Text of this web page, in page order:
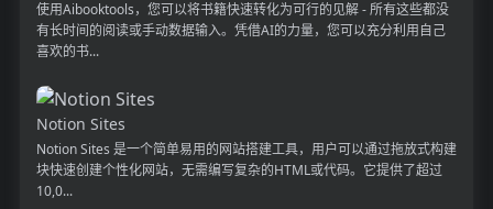
使用Aibooktools，您可以将书籍快速转化为可行的见解 - 所有这些都没
有长时间的阅读或手动数据输入。凭借AI的力量，您可以充分利用自己
喜欢的书...
Notion Sites
Notion Sites 是一个简单易用的网站搭建工具，用户可以通过拖放式构建
块快速创建个性化网站，无需编写复杂的HTML或代码。它提供了超过
10,0...